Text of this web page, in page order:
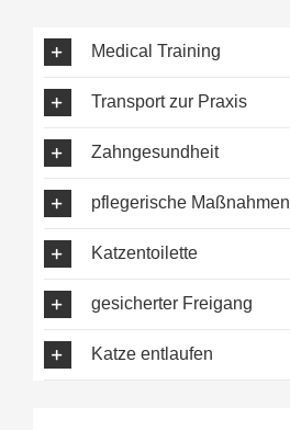
Medical Training
Transport zur Praxis
Zahngesundheit
pflegerische Maßnahmen
Katzentoilette
gesicherter Freigang
Katze entlaufen